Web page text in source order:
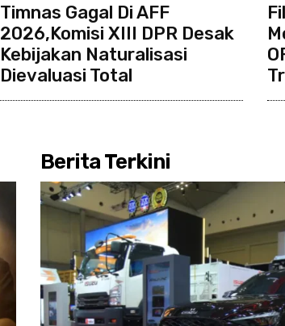
Timnas Gagal Di AFF
2026,Komisi XIII DPR Desak
Kebijakan Naturalisasi
Dievaluasi Total
Berita Terkini